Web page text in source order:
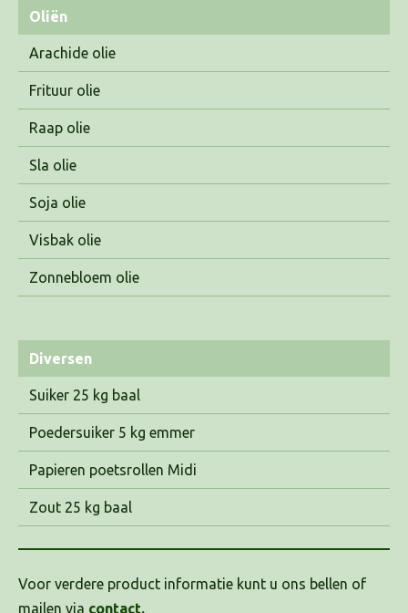
Oliën
Arachide olie
Frituur olie
Raap olie
Sla olie
Soja olie
Visbak olie
Zonnebloem olie
Diversen
Suiker 25 kg baal
Poedersuiker 5 kg emmer
Papieren poetsrollen Midi
Zout 25 kg baal
Voor verdere product informatie kunt u ons bellen of
mailen via contact.